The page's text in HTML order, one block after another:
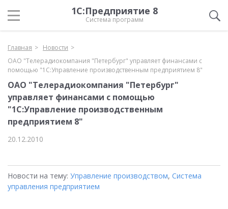
1С:Предприятие 8
Система программ
Главная
Новости
ОАО "Телерадиокомпания "Петербург" управляет финансами с
помощью "1С:Управление производственным предприятием 8"
ОАО "Телерадиокомпания "Петербург"
управляет финансами с помощью
"1С:Управление производственным
предприятием 8"
20.12.2010
Новости на тему: Управление производством, Система
управления предприятием